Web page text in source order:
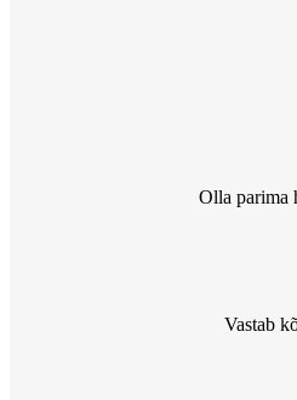
Olla parima
Vastab